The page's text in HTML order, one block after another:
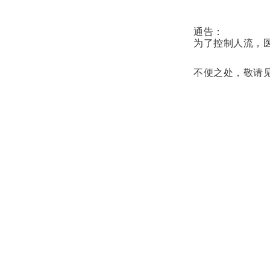
通告：
为了控制人流，
不便之处，敬请